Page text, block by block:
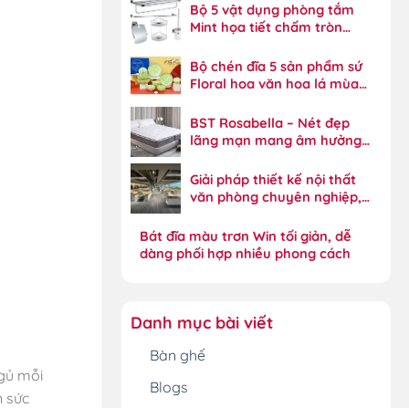
mỗi
sức
Bộ 5 vật dụng phòng tắm
Mint họa tiết chấm tròn
Bộ chén đĩa 5 sản phẩm sứ
Floral hoa văn hoa lá mùa
BST Rosabella – Nét đẹp
lãng mạn mang âm hưởng
Giải pháp thiết kế nội thất
văn phòng chuyên nghiệp,
Bát đĩa màu trơn Win tối giản, dễ
dàng phối hợp nhiều phong cách
Danh mục bài viết
Bàn ghế
Blogs